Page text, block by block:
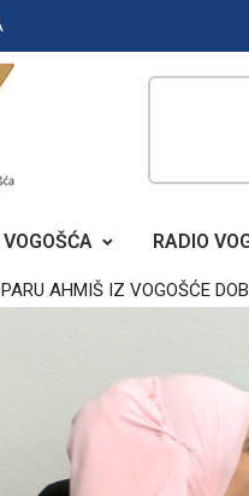
VOGOŠĆA
RADIO
AHMIŠ IZ VOGOŠĆE